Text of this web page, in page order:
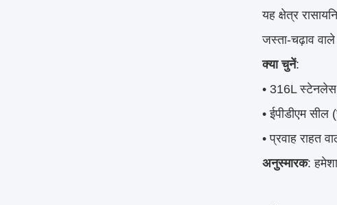
यह क्षेत्र
जस्ता-चढ़ाव
क्या चुनें:
• 316L स्टेनलेस
• ईपीडीएम सील
• प्रवाह राहत
अनुस्मारक: